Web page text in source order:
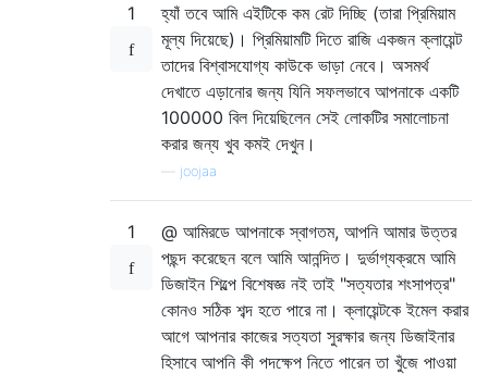
1
হ্যাঁ তবে আমি এইটিকে কম রেট দিচ্ছি (তারা প্রিমিয়াম
মূল্য দিয়েছে)। প্রিমিয়ামটি দিতে রাজি একজন ক্লায়েন্ট
তাদের বিশ্বাসযোগ্য কাউকে ভাড়া নেবে। অসমর্থ
দেখাতে এড়ানোর জন্য যিনি সফলভাবে আপনাকে একটি
100000 বিল দিয়েছিলেন সেই লোকটির সমালোচনা
করার জন্য খুব কমই দেখুন।
joojaa
1
@ আমিরডে আপনাকে স্বাগতম, আপনি আমার উত্তর
পছন্দ করেছেন বলে আমি আনন্দিত। দুর্ভাগ্যক্রমে আমি
ডিজাইন শিল্পে বিশেষজ্ঞ নই তাই "সত্যতার শংসাপত্র"
কোনও সঠিক শব্দ হতে পারে না। ক্লায়েন্টকে ইমেল করার
আগে আপনার কাজের সত্যতা সুরক্ষার জন্য ডিজাইনার
হিসাবে আপনি কী পদক্ষেপ নিতে পারেন তা খুঁজে পাওয়া